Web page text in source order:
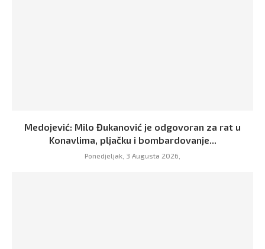
Medojević: Milo Đukanović je odgovoran za rat u
Konavlima, pljačku i bombardovanje...
Ponedjeljak, 3 Augusta 2026,